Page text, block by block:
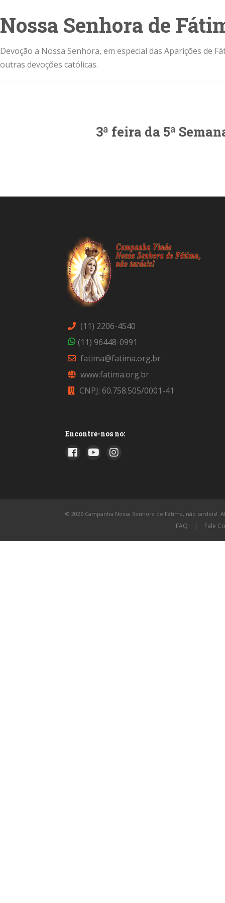
Nossa Senhora de
Devoção a Nossa Senhora, em especial das Aparições de
outras devoções católicas.
3ª feira da 5ª
(11) 2206-4540
(11) 96448-0991
fatima@fatima.org.br
www.fatima.org.br
CNPJ: 60.758.505/0001-41
Encontre-nos no:
© 2026 Campanha Nossa Senhora de Fátima, não tardeis!.
FAQ | Fale